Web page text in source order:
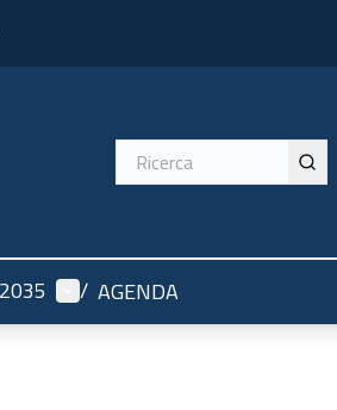
Menù utente
/ AGENDA